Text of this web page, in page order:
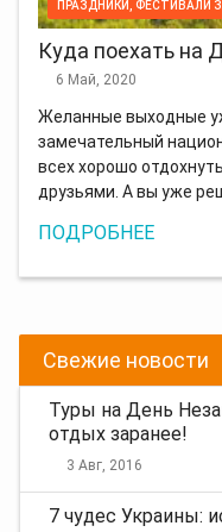
ПРАЗДНИКИ, ФЕСТИВАЛИ
Куда поехать на
6 Май, 2020
Желанные выходные
замечательный
всех хорошо
друзьями. А вы уже
ПОДРОБНЕЕ
Свежие новости
Туры на День
отдых заранее!
3 Авг, 2016
7 чудес Украины: